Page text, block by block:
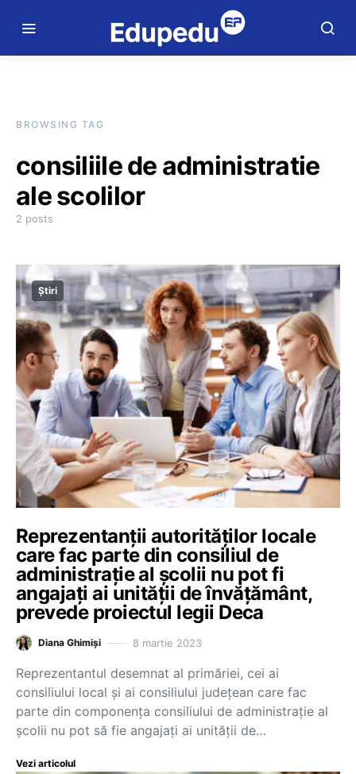
BROWSING TAG
consiliile de administratie
ale scolilor
2 posts
Știri
Reprezentanții autorităților locale
care fac parte din consiliul de
administrație al școlii nu pot fi
angajați ai unității de învățământ,
prevede proiectul legii Deca
Diana Ghimiși 8 martie 2023
Reprezentantul desemnat al primăriei, cei ai
consiliului local și ai consiliului județean care fac
parte din componența consiliului de administrație al
școlii nu pot să fie angajați ai unității de…
Vezi articolul